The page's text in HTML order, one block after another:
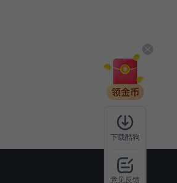
下载酷狗
意见反馈